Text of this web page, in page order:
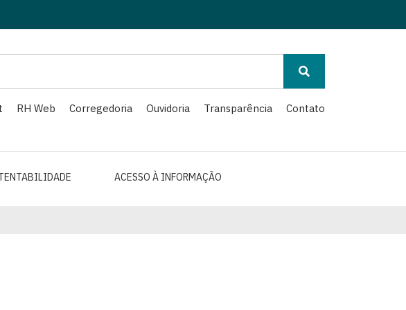
RH Web Corregedoria Ouvidoria Transparência Contato
ACESSO À INFORMAÇÃO